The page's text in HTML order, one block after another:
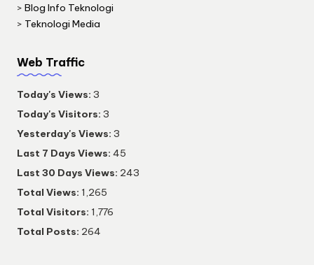
> Blog Info Teknologi
> Teknologi Media
Web Traffic
Today's Views: 3
Today's Visitors: 3
Yesterday's Views: 3
Last 7 Days Views: 45
Last 30 Days Views: 243
Total Views: 1,265
Total Visitors: 1,776
Total Posts: 264